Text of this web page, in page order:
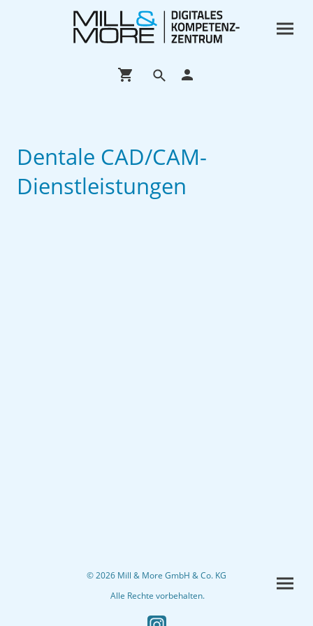
Dentale CAD/CAM-
Dienstleistungen
© 2026 Mill & More GmbH & Co. KG
Alle Rechte vorbehalten.